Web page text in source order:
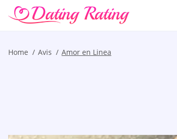
Home Avis Amor en Linea